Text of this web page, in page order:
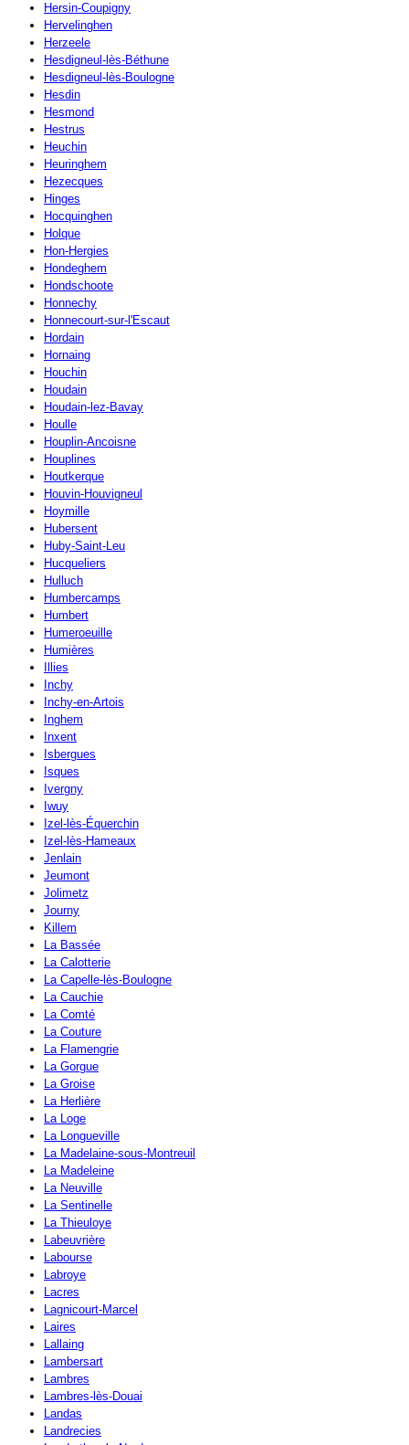
Hersin-Coupigny
Hervelinghen
Herzeele
Hesdigneul-lès-Béthune
Hesdigneul-lès-Boulogne
Hesdin
Hesmond
Hestrus
Heuchin
Heuringhem
Hezecques
Hinges
Hocquinghen
Holque
Hon-Hergies
Hondeghem
Hondschoote
Honnechy
Honnecourt-sur-l'Escaut
Hordain
Hornaing
Houchin
Houdain
Houdain-lez-Bavay
Houlle
Houplin-Ancoisne
Houplines
Houtkerque
Houvin-Houvigneul
Hoymille
Hubersent
Huby-Saint-Leu
Hucqueliers
Hulluch
Humbercamps
Humbert
Humeroeuille
Humières
Illies
Inchy
Inchy-en-Artois
Inghem
Inxent
Isbergues
Isques
Ivergny
Iwuy
Izel-lès-Équerchin
Izel-lès-Hameaux
Jenlain
Jeumont
Jolimetz
Journy
Killem
La Bassée
La Calotterie
La Capelle-lès-Boulogne
La Cauchie
La Comté
La Couture
La Flamengrie
La Gorgue
La Groise
La Herlière
La Loge
La Longueville
La Madelaine-sous-Montreuil
La Madeleine
La Neuville
La Sentinelle
La Thieuloye
Labeuvrière
Labourse
Labroye
Lacres
Lagnicourt-Marcel
Laires
Lallaing
Lambersart
Lambres
Lambres-lès-Douai
Landas
Landrecies